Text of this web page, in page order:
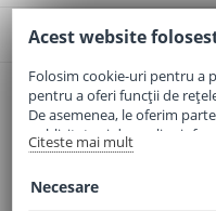
CONTACT
Email:office@elaptepraf.ro
Telefon:0745-964-449
Adresa:Sos. Borsului, Nr. 20,
Acest website
Folosim cookie-uri pentru a
pentru a oferi funcții de
De asemenea, le oferim
publicitate și de analize
folosiți site-ul nostru.
Citeste mai mult
Necesare